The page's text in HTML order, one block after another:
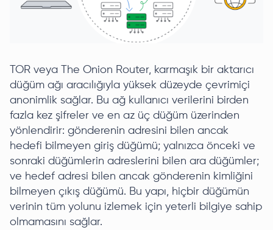
TOR veya The Onion Router, karmaşık bir aktarıcı
düğüm ağı aracılığıyla yüksek düzeyde çevrimiçi
anonimlik sağlar. Bu ağ kullanıcı verilerini birden
fazla kez şifreler ve en az üç düğüm üzerinden
yönlendirir: gönderenin adresini bilen ancak
hedefi bilmeyen giriş düğümü; yalnızca önceki ve
sonraki düğümlerin adreslerini bilen ara düğümler;
ve hedef adresi bilen ancak gönderenin kimliğini
bilmeyen çıkış düğümü. Bu yapı, hiçbir düğümün
verinin tüm yolunu izlemek için yeterli bilgiye sahip
olmamasını sağlar.